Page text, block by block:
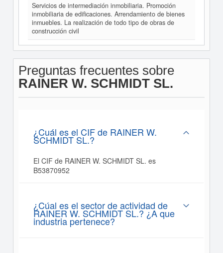
Servicios de intermediación inmobiliaria. Promoción
inmobiliaria de edificaciones. Arrendamiento de bienes
inmuebles. La realización de todo tipo de obras de
construcción civil
Preguntas frecuentes sobre
RAINER W. SCHMIDT SL.
¿Cuál es el CIF de RAINER W.
SCHMIDT SL.?
El CIF de RAINER W. SCHMIDT SL. es
B53870952
¿Cúal es el sector de actividad de
RAINER W. SCHMIDT SL.? ¿A que
industria pertenece?